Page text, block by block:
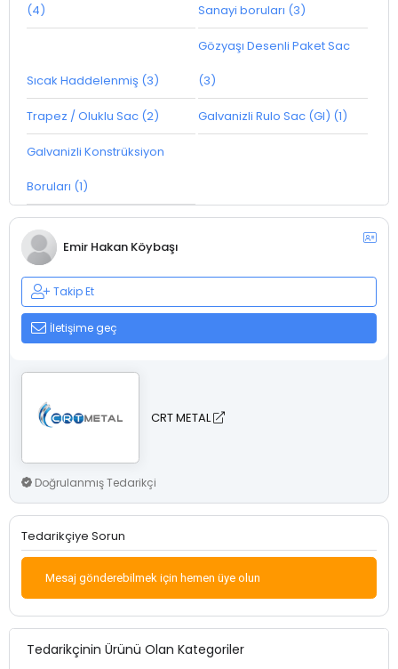
(4) Sanayi boruları (3)
Sıcak Haddelenmiş (3)
Gözyaşı Desenli Paket Sac
(3)
Trapez / Oluklu Sac (2) Galvanizli Rulo Sac (GI) (1)
Galvanizli Konstrüksiyon
Boruları (1)
Emir Hakan Köybaşı
Takip Et
İletişime geç
CRT METAL
Doğrulanmış Tedarikçi
Tedarikçiye Sorun
Mesaj gönderebilmek için hemen üye olun
Tedarikçinin Ürünü Olan Kategoriler